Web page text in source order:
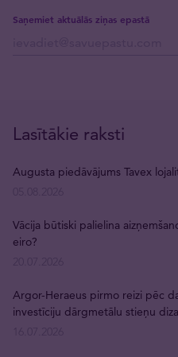
Saņemiet aktuālās ziņas epastā
Lasītākie raksti
Augusta piedāvājums Tavex
Vācija būtiski palielina
eiro?
Argor-Heraeus pirmo reizi pēc
investīciju dārgmetālu stieņu